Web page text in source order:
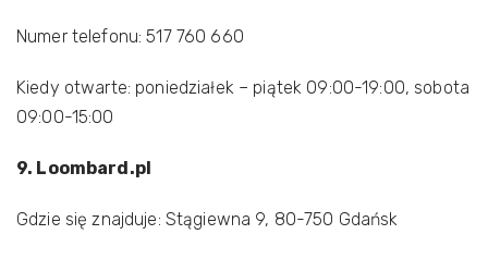
Numer telefonu: 517 760 660
Kiedy otwarte: poniedziałek – piątek 09:00-19:00, sobota
09:00-15:00
9. Loombard.pl
Gdzie się znajduje: Stągiewna 9, 80-750 Gdańsk